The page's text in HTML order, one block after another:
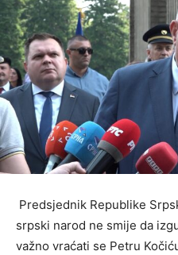
Predsjednik Republike
srpski narod ne smije da
važno vraćati se Petru